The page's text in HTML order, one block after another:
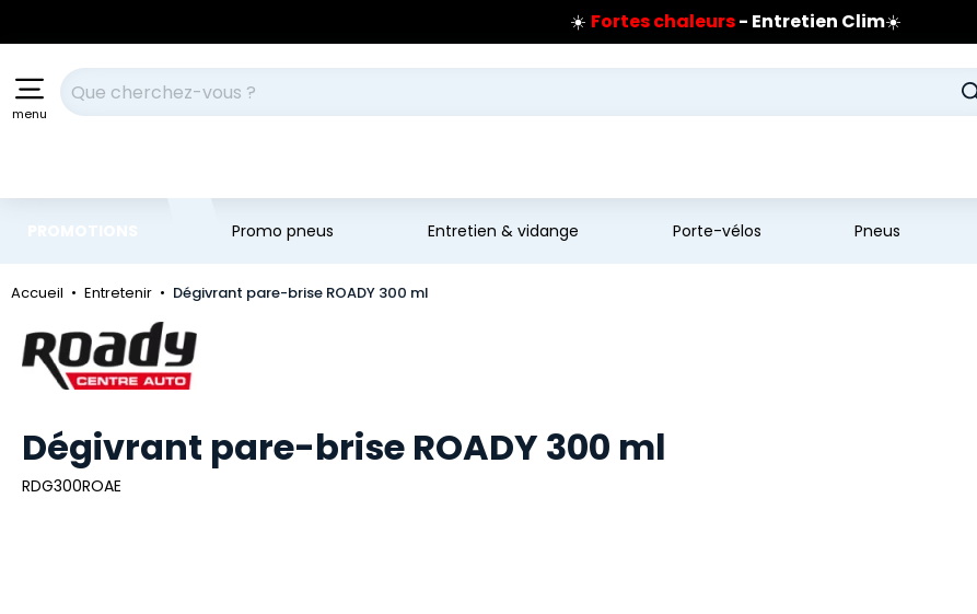
☀️ Fortes chaleurs- Entretien Clim☀️
Prix coûtant pneus Bridgestone
🔥Extincteur :réflexe sécurité🔥
sur les pneus Bridgestone
menu
Votre recherche
Promo pneus Entretien & vidange Porte-vélos Pneus
Accueil Entretenir Dégivrant pare-brise ROADY 300 ml
Marque
Dégivrant pare-brise ROADY 300 ml
RDG300ROAE